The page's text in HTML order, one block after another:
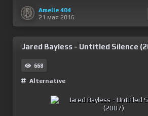
Amelie 404
21 мая 2016
Jared Bayless - Untitled Silence
668
Alternative